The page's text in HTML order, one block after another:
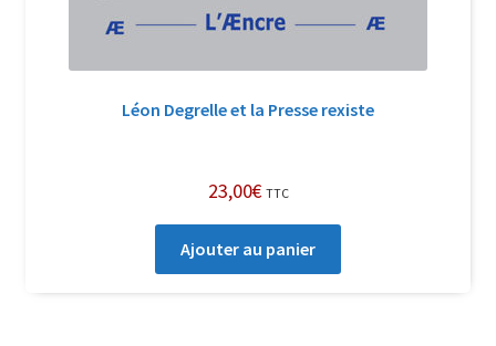
Léon Degrelle et la Presse rexiste
23,00€ TTC
Ajouter au panier